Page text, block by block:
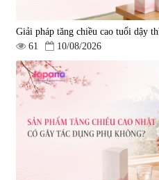
Giải pháp tăng chiều cao tuổi dậy
61
10/08/2026